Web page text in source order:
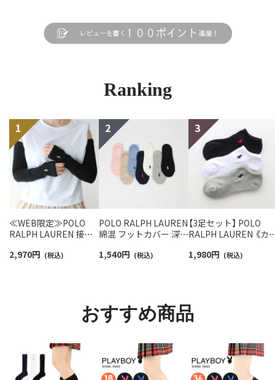
Ranking
≪WEB限定≫POLO
RALPH LAUREN 接触
ームカバー ＆ レッグウ
2,970円 (税込)
POLO RALPH LAUREN
綿混 フットカバー 深履
カバーソックス レディ
1,540円 (税込)
【3足セット】 POLO
RALPH LAUREN 《カ
ーチサポート ワンポ
1,980円 (税込)
おすすめ商品